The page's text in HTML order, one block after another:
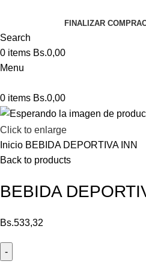
FINALIZAR COMPRA
Search
0 items Bs.0,00
Menu
0 items Bs.0,00
Click to enlarge
Inicio BEBIDA DEPORTIVA INN
Back to products
BEBIDA
Bs.533,32